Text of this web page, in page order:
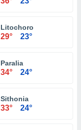
Litochoro
29° 23°
Paralia
34° 24°
Sithonia
33° 24°